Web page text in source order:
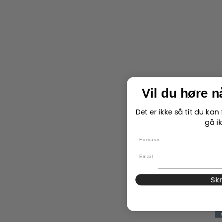
Vil du høre
Det er ikke så tit du
gå